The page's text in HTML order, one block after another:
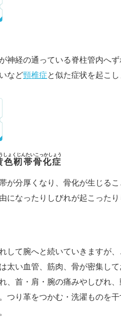
神経の通っている脊柱管内へ
など頸椎症と似た症状を起こし
色靭帯骨化症
しょくじんたいこっかしょう
が分厚くなり、骨化が生じる
になったりしびれが起こったり
して腕へと続いていきますが
太い血管、筋肉、骨が密集し
、首・肩・腕の痛みやしびれ
つり革をつかむ・洗濯ものを